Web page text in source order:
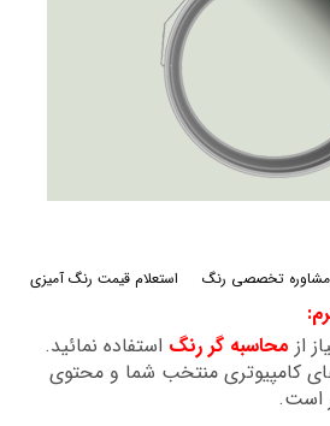
ابتدای
گالری
استعلام قیمت رنگ آمیزی مشاوره تخصصی رنگ
از محاسبه گر رنگ استفاده نمائید.
کامپیوتری منتخب شما و محتوی
است.